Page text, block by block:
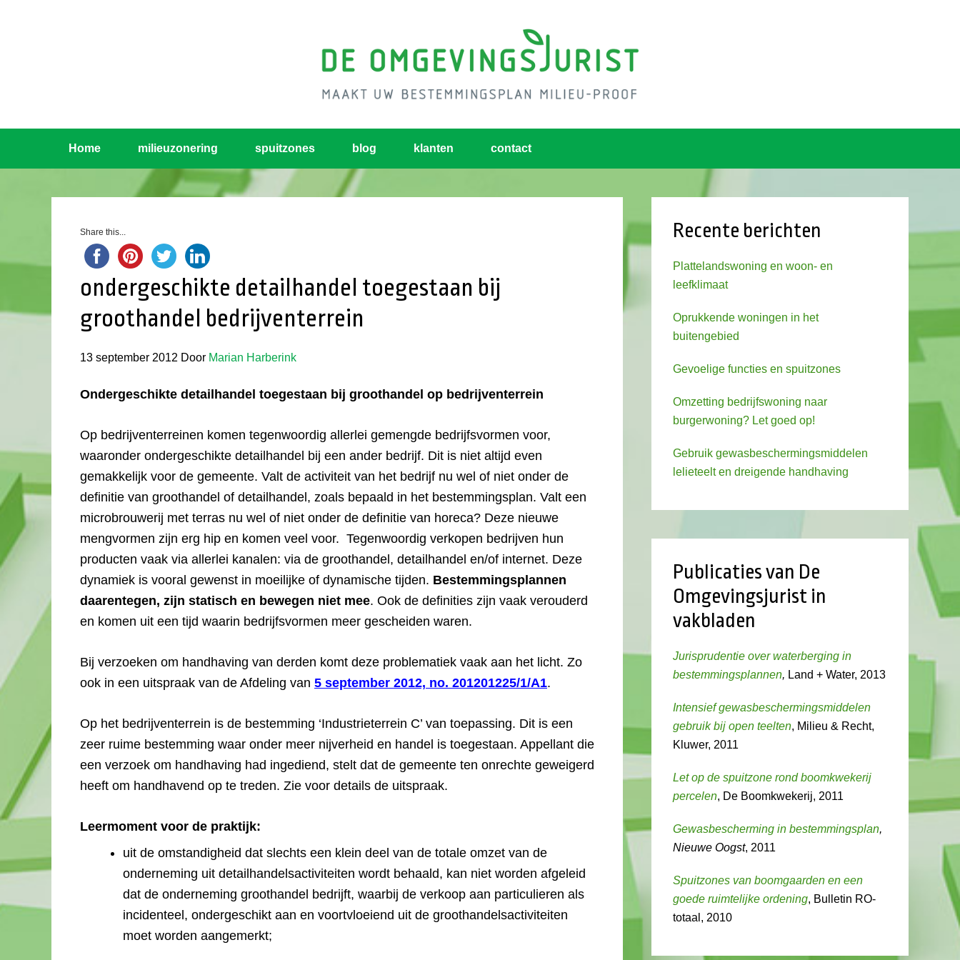
Home milieuzonering spuitzones blog klanten contact
Share this...
ondergeschikte detailhandel toegestaan bij
groothandel bedrijventerrein
13 september 2012 Door Marian Harberink
Ondergeschikte detailhandel toegestaan bij groothandel op bedrijventerrein
Op bedrijventerreinen komen tegenwoordig allerlei gemengde bedrijfsvormen voor,
waaronder ondergeschikte detailhandel bij een ander bedrijf. Dit is niet altijd even
gemakkelijk voor de gemeente. Valt de activiteit van het bedrijf nu wel of niet onder de
definitie van groothandel of detailhandel, zoals bepaald in het bestemmingsplan. Valt een
microbrouwerij met terras nu wel of niet onder de definitie van horeca? Deze nieuwe
mengvormen zijn erg hip en komen veel voor. Tegenwoordig verkopen bedrijven hun
producten vaak via allerlei kanalen: via de groothandel, detailhandel en/of internet. Deze
dynamiek is vooral gewenst in moeilijke of dynamische tijden. Bestemmingsplannen
daarentegen, zijn statisch en bewegen niet mee. Ook de definities zijn vaak verouderd
en komen uit een tijd waarin bedrijfsvormen meer gescheiden waren.
Bij verzoeken om handhaving van derden komt deze problematiek vaak aan het licht. Zo
ook in een uitspraak van de Afdeling van 5 september 2012, no. 201201225/1/A1.
Op het bedrijventerrein is de bestemming ‘Industrieterrein C’ van toepassing. Dit is een
zeer ruime bestemming waar onder meer nijverheid en handel is toegestaan. Appellant die
een verzoek om handhaving had ingediend, stelt dat de gemeente ten onrechte geweigerd
heeft om handhavend op te treden. Zie voor details de uitspraak.
Leermoment voor de praktijk:
uit de omstandigheid dat slechts een klein deel van de totale omzet van de
onderneming uit detailhandelsactiviteiten wordt behaald, kan niet worden afgeleid
dat de onderneming groothandel bedrijft, waarbij de verkoop aan particulieren als
incidenteel, ondergeschikt aan en voortvloeiend uit de groothandelsactiviteiten
moet worden aangemerkt;
Recente berichten
Plattelandswoning en woon- en
leefklimaat
Oprukkende woningen in het
buitengebied
Gevoelige functies en spuitzones
Omzetting bedrijfswoning naar
burgerwoning? Let goed op!
Gebruik gewasbeschermingsmiddelen
lelieteelt en dreigende handhaving
Publicaties van De
Omgevingsjurist in
vakbladen
Jurisprudentie over waterberging in
bestemmingsplannen, Land + Water, 2013
Intensief gewasbeschermingsmiddelen
gebruik bij open teelten, Milieu & Recht,
Kluwer, 2011
Let op de spuitzone rond boomkwekerij
percelen, De Boomkwekerij, 2011
Gewasbescherming in bestemmingsplan,
Nieuwe Oogst, 2011
Spuitzones van boomgaarden en een
goede ruimtelijke ordening, Bulletin RO-
totaal, 2010